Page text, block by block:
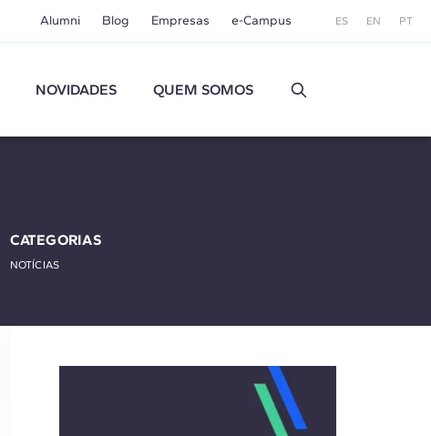
Alumni Blog Empresas e-Campus ES EN PT
NOVIDADES QUEM SOMOS
CATEGORIAS
NOTÍCIAS